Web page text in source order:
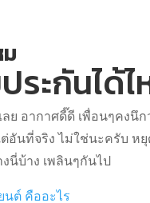
อากาศดี๊ดี เพื่อนๆคงนึก
อันที่จริง ไม่ใช่นะครับ หยุ
นี่บ้าง เพลินๆกันไป
ต์ คืออะไร